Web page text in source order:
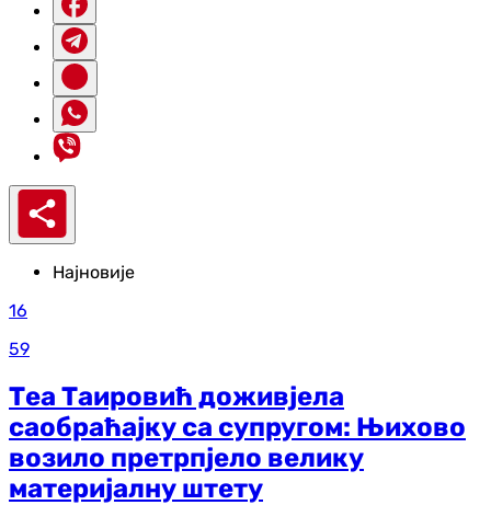
Најновије
16
59
Теа Таировић доживјела
саобраћајку са супругом: Њихово
возило претрпјело велику
материјалну штету